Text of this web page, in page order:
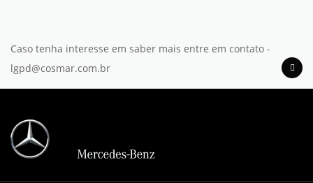
Caso tenha interesse em saber mais entre em contato -
lgpd@cosmar.com.br